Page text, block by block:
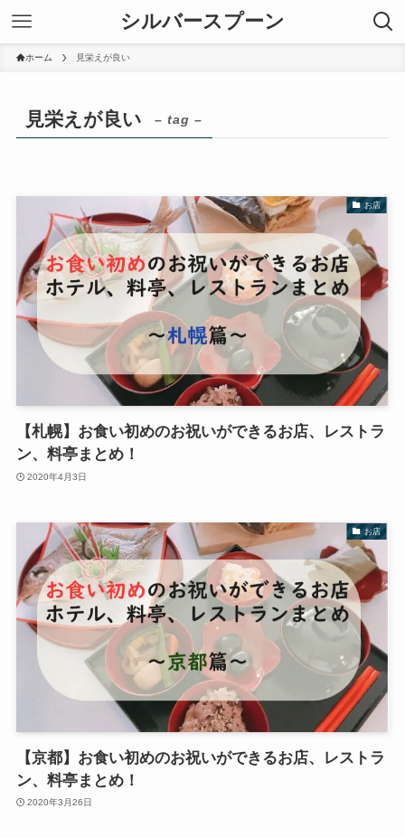
シルバースプーン
ホーム 見栄えが良い
見栄えが良い – tag –
お店
【札幌】お食い初めのお祝いができるお店、レストラ
ン、料亭まとめ！
2020年4月3日
お店
【京都】お食い初めのお祝いができるお店、レストラ
ン、料亭まとめ！
2020年3月26日